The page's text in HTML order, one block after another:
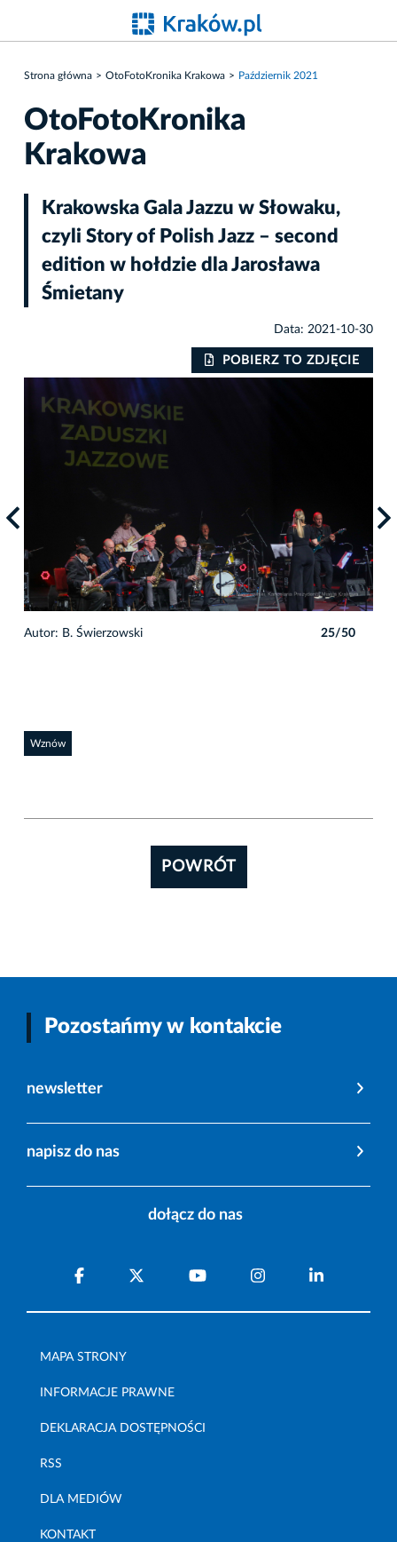
Strona główna OtoFotoKronika Krakowa Październik 2021
OtoFotoKronika
Krakowa
Krakowska Gala Jazzu w Słowaku,
czyli Story of Polish Jazz – second
edition w hołdzie dla Jarosława
Śmietany
Data: 2021-10-30
POBIERZ TO ZDJĘCIE
Autor: B. Świerzowski 25/50
Wznów
POWRÓT
Pozostańmy w kontakcie
newsletter
napisz do nas
dołącz do nas
MAPA STRONY
INFORMACJE PRAWNE
DEKLARACJA DOSTĘPNOŚCI
RSS
DLA MEDIÓW
KONTAKT